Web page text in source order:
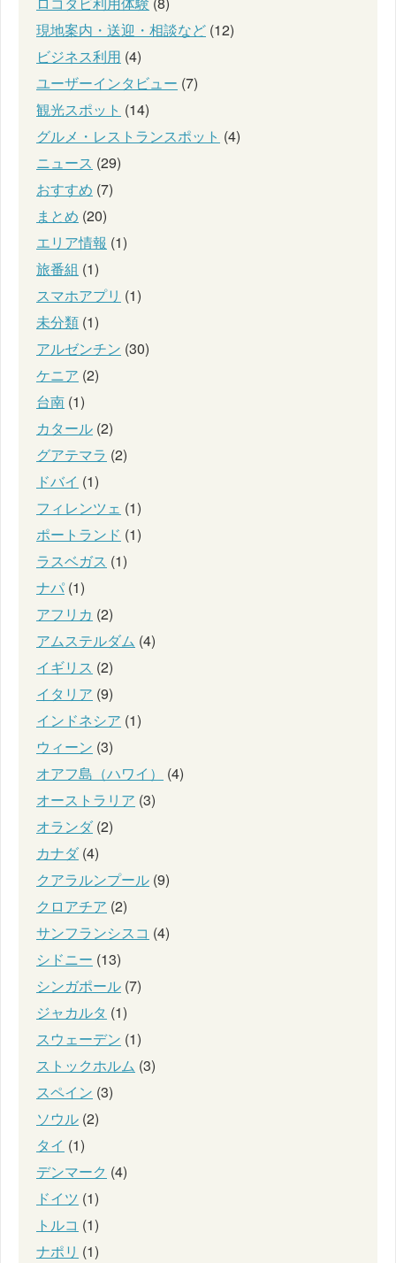
現地案内・送迎・相談など (12)
ビジネス利用 (4)
ユーザーインタビュー (7)
観光スポット (14)
グルメ・レストランスポット (4)
ニュース (29)
おすすめ (7)
まとめ (20)
エリア情報 (1)
旅番組 (1)
スマホアプリ (1)
未分類 (1)
アルゼンチン (30)
ケニア (2)
台南 (1)
カタール (2)
グアテマラ (2)
ドバイ (1)
フィレンツェ (1)
ポートランド (1)
ラスベガス (1)
ナパ (1)
アフリカ (2)
アムステルダム (4)
イギリス (2)
イタリア (9)
インドネシア (1)
ウィーン (3)
オアフ島（ハワイ）
(4)
オーストラリア (3)
オランダ(2)
カナダ(4)
クアラルンプール (9)
クロアチア (2)
サンフランシスコ (4)
シドニー (13)
シンガポール (7)
ジャカルタ (1)
スウェーデン (1)
ストックホルム (3)
スペイン (3)
ソウル (2)
タイ (1)
デンマーク (4)
ドイツ (1)
トルコ (1)
ナポリ (1)